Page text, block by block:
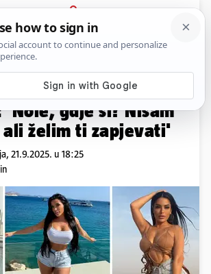
PRIJAVA
Sport Komentari
folk pjevačica ne
gdje si? Nisam
želim ti zapjevati'
21.9.2025. u 18:25